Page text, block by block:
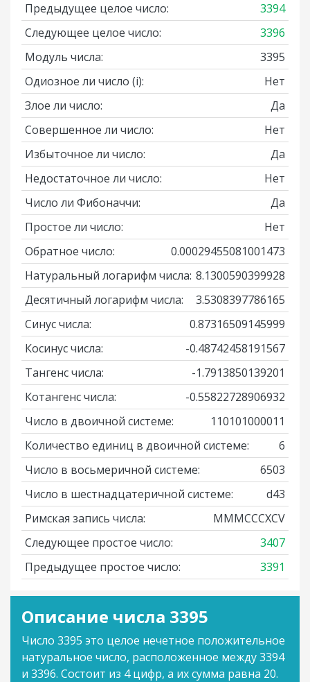
Предыдущее целое число:
3394
Следующее целое число:
3396
Модуль числа:
3395
Одиозное ли число (i):
Нет
Злое ли число:
Да
Совершенное ли число:
Нет
Избыточное ли число:
Да
Недостаточное ли число:
Нет
Число ли Фибоначчи:
Да
Простое ли число:
Нет
Обратное число:
0.00029455081001473
Натуральный логарифм числа: 8.1300590399928
Десятичный логарифм числа:
3.5308397786165
Синус числа:
0.87316509145999
Косинус числа:
-0.48742458191567
Тангенс числа:
-1.7913850139201
Котангенс числа:
-0.55822728906932
Число в двоичной системе:
110101000011
Количество единиц в двоичной системе:
6
Число в восьмеричной системе:
6503
Число в шестнадцатеричной системе:
d43
Римская запись числа:
MMMCCCXCV
Следующее простое число:
3407
Предыдущее простое число:
3391
Описание числа 3395
Число 3395 это целое нечетное положительное
натуральное число, расположенное между 3394
и 3396. Состоит из 4 цифр, а их сумма равна 20.